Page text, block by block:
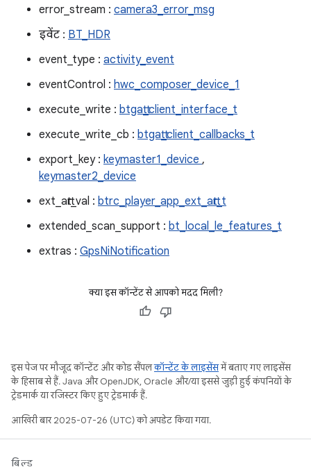
error_stream : camera3_error_msg
इवेंट : BT_HDR
event_type : activity_event
eventControl : hwc_composer_device_1
execute_write : btgatt_client_interface_t
execute_write_cb : btgatt_client_callbacks_t
export_key : keymaster1_device ,
keymaster2_device
ext_attr_val : btrc_player_app_ext_attr_t
extended_scan_support : bt_local_le_features_t
extras : GpsNiNotification
क्या इस कॉन्टेंट से आपको मदद मिली?
इस पेज पर मौजूद कॉन्टेंट और कोड सैंपलकॉन्टेंट के लाइसेंसमें बताए गए लाइसेंस
के हिसाब से हैं. Java और OpenJDK, Oracle और/या इससे जुड़ी हुई कंपनियों के
ट्रेडमार्क या रजिस्टर किए हुए ट्रेडमार्क हैं.
आखिरी बार 2025-07-26 (UTC) को अपडेट किया गया.
बिल्ड